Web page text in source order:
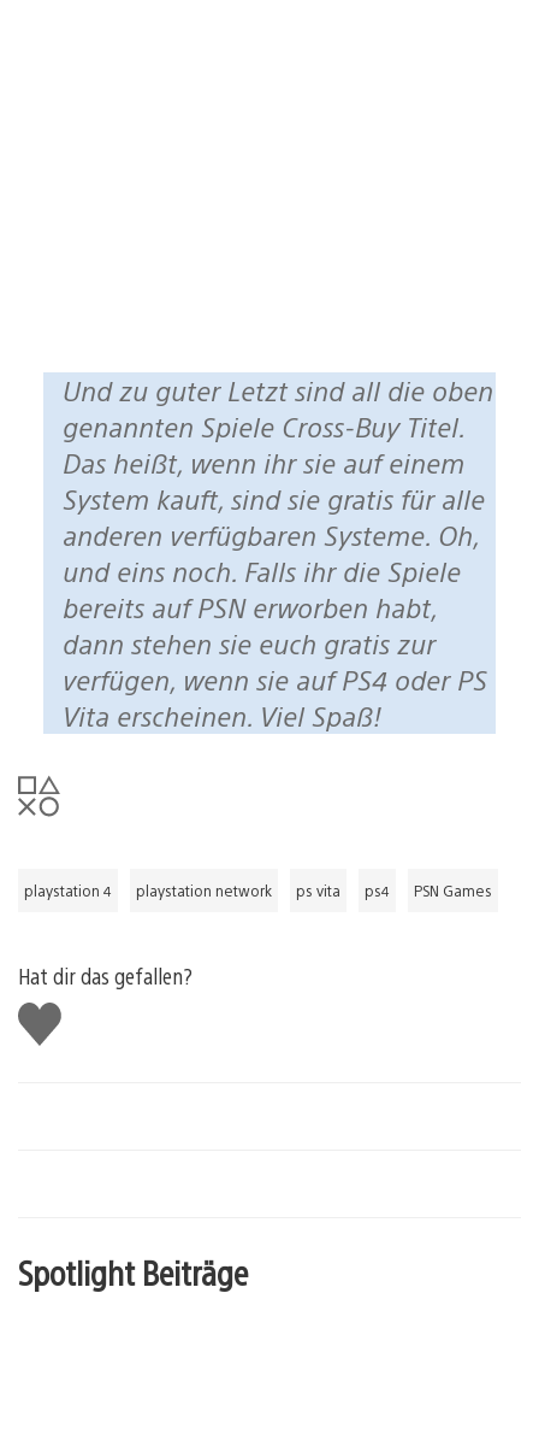
Und zu guter Letzt sind all die oben
genannten Spiele Cross-Buy Titel.
Das heißt, wenn ihr sie auf einem
System kauft, sind sie gratis für alle
anderen verfügbaren Systeme. Oh,
und eins noch. Falls ihr die Spiele
bereits auf PSN erworben habt,
dann stehen sie euch gratis zur
verfügen, wenn sie auf PS4 oder PS
Vita erscheinen. Viel Spaß!
playstation 4 playstation network ps vita ps4 PSN Games
Hat dir das gefallen?
Gefällt
mir
Spotlight Beiträge